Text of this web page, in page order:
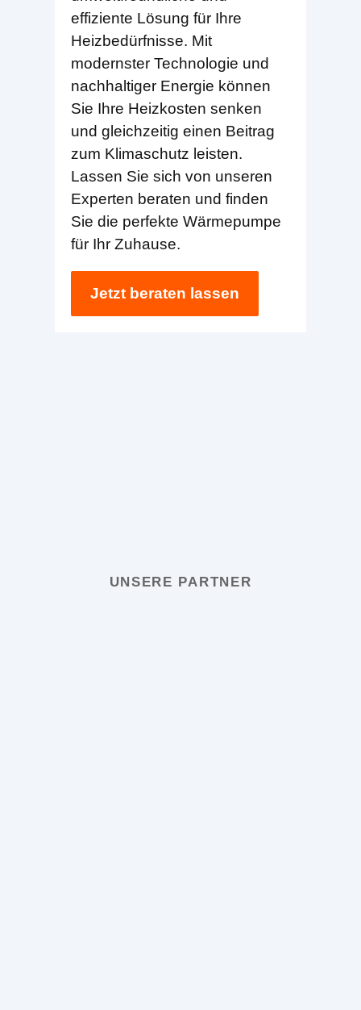
effiziente Lösung für Ihre
Heizbedürfnisse. Mit
modernster Technologie und
nachhaltiger Energie können
Sie Ihre Heizkosten senken
und gleichzeitig einen Beitrag
zum Klimaschutz leisten.
Lassen Sie sich von unseren
Experten beraten und finden
Sie die perfekte Wärmepumpe
für Ihr Zuhause.
Jetzt beraten lassen
UNSERE PARTNER